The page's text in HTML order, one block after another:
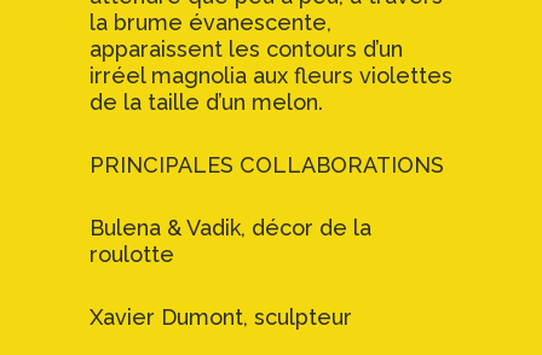
la brume évanescente,
apparaissent les contours d’un
irréel magnolia aux fleurs violettes
de la taille d’un melon.
PRINCIPALES COLLABORATIONS
Bulena & Vadik, décor de la
roulotte
Xavier Dumont, sculpteur